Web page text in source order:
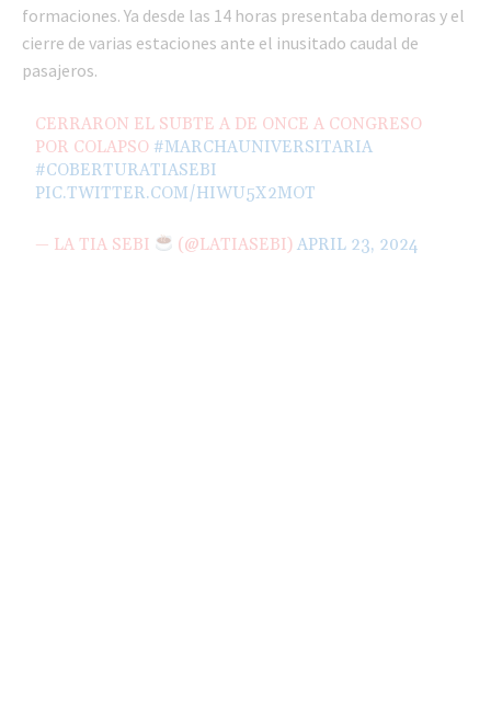
formaciones. Ya desde las 14 horas presentaba demoras y el
cierre de varias estaciones ante el inusitado caudal de
pasajeros.
CERRARON EL SUBTE A DE ONCE A CONGRESO
POR COLAPSO #MARCHAUNIVERSITARIA
#COBERTURATIASEBI
PIC.TWITTER.COM/HIWU5X2MOT
— LA TIA SEBI (@LATIASEBI)APRIL 23, 2024